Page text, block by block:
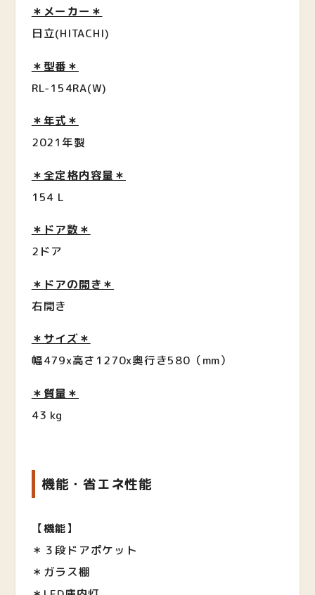
＊メーカー＊
日立(HITACHI)
＊型番＊
RL-154RA(W)
＊年式＊
2021年製
＊全定格内容量＊
154 L
＊ドア数＊
2ドア
＊ドアの開き＊
右開き
＊サイズ＊
幅479x高さ1270x奥行き580（mm）
＊質量＊
43 kg
機能・省エネ性能
【機能】
＊３段ドアポケット
＊ガラス棚